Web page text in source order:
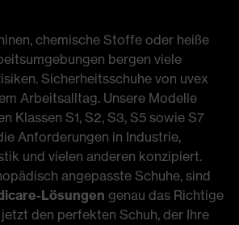
chemische Stoffe oder heiße
bergen viele
Sicherheitsschuhe von uvex
Arbeitsalltag. Unsere Modelle
Klassen S1, S2, S3, S5 sowie S7
Anforderungen in Industrie,
und vielen anderen konzipiert.
angepasste Schuhe, sind
Lösungen genau das Richtige
den perfekten Schuh, der Ihre